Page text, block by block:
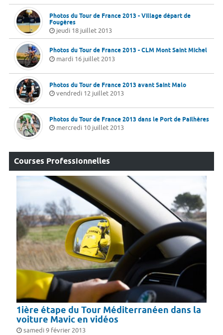
Photos du Tour de France 2013 - Village départ de
Fougères
jeudi 18 juillet 2013
Photos du Tour de France 2013 - CLM Mont Saint Michel
mardi 16 juillet 2013
Photos du Tour de France 2013 avant Saint Malo
vendredi 12 juillet 2013
Photos du Tour de France 2013 dans le Port de Pailhères
mercredi 10 juillet 2013
Courses Professionnelles
1ière étape du Tour Méditerranéen dans la
voiture Mavic en vidéos
samedi 9 février 2013